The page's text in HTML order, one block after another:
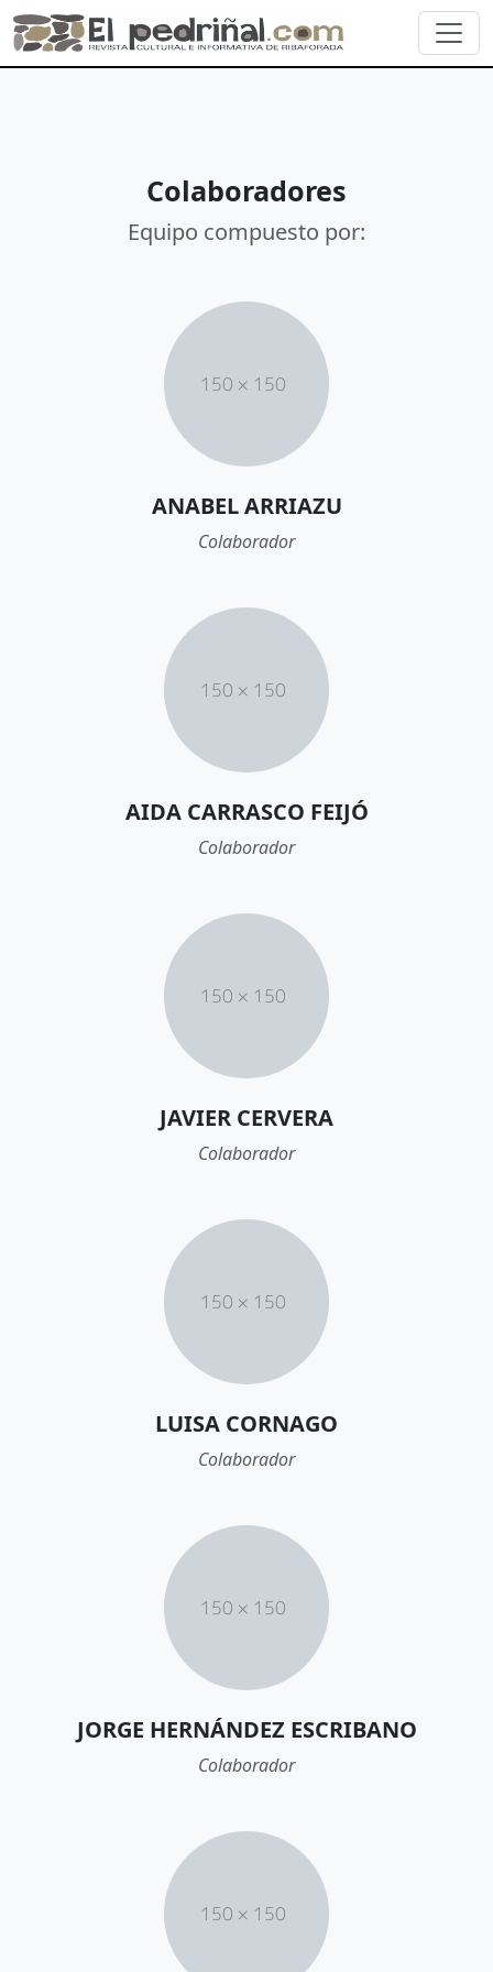
Colaboradores
Equipo compuesto por:
ANABEL ARRIAZU
Colaborador
AIDA CARRASCO FEIJÓ
Colaborador
JAVIER CERVERA
Colaborador
LUISA CORNAGO
Colaborador
JORGE HERNÁNDEZ ESCRIBANO
Colaborador